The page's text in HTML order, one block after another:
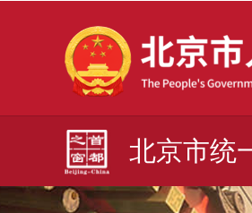
北京市统